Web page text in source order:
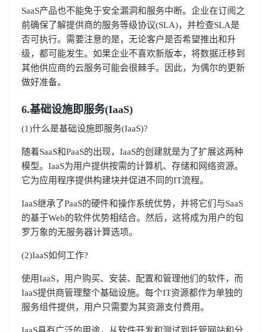
SaaS产品也不能免于安全漏洞和服务中断。企业在订阅之
前确保了解提供商的服务等级协议(SLA)，并检查SLA是
否可执行。需要注意的是，无论客户是否希望推出和升
级，都可能发生。如果企业不喜欢新版本，将数据迁移到
其他供应商的云服务可能会很棘手。因此，为偶尔的更新
做好准备。
6.基础设施即服务(IaaS)
(1)什么是基础设施即服务(IaaS)?
随着SaaS和PaaS的出现，IaaS的创建就是为了扩展这两种
模型。IaaS为用户提供按需的计算机、存储和网络资源。
它为应用程序提供构建块并促进不同的IT流程。
IaaS继承了PaaS的硬件和操作系统优势，并将它们与SaaS
的基于Web的软件优势相结合。然后，这将成为用户的包
罗万象的无服务器计算选项。
(2)IaaS如何工作?
使用IaaS，用户购买、安装、配置和管理他们的软件，而
IaaS提供商管理整个基础设施。每个IT资源都作为单独的
服务组件提供，用户只需要为其资源支付费用。
IaaS具有广泛的用途，从软件开发和测试到托管网站和分